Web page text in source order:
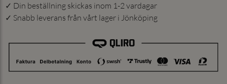
✓ Din beställning skickas inom 1-2 vardagar
✓ Snabb leverans från vårt lager i Jönköping